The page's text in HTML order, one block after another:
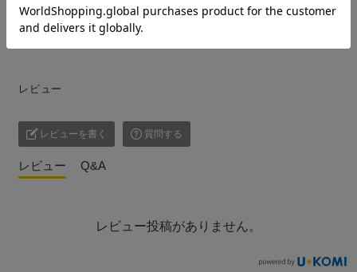
素材/赤松・杉・ブナなどの無垢の木(防腐剤等薬品一切不使用)
入り数/1個
レビュー
レビューを書く 質問する
レビュー Q&A
レビュー投稿がありません。